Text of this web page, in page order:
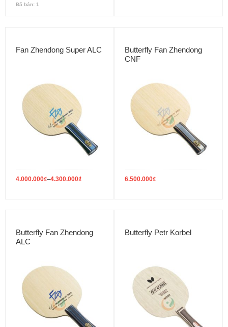
Đã bán: 1
Fan Zhendong Super ALC
4.000.000₫–4.300.000₫
Butterfly Fan Zhendong
CNF
6.500.000₫
Butterfly Fan Zhendong
ALC
Butterfly Petr Korbel